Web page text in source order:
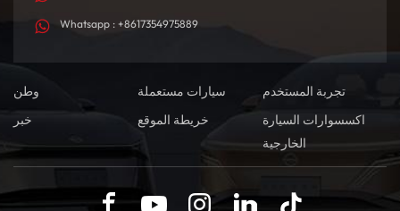
Whatsapp : +8617354975889
وطن سيارات مستعملة
تجربة المستخدم
خبر
خريطة الموقع
اكسسوارات السيارة
الخارجية